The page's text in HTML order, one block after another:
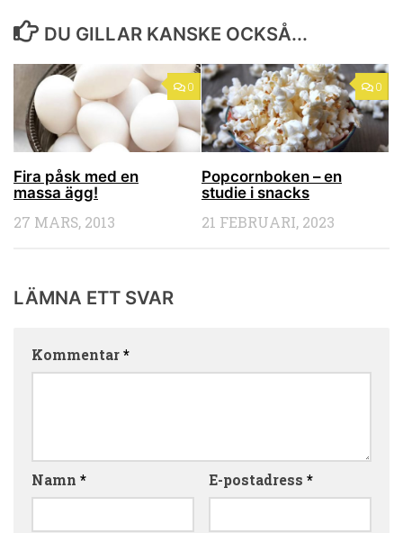
DU GILLAR KANSKE OCKSÅ...
0
Fira påsk med en
massa ägg!
27 MARS, 2013
0
Popcornboken – en
studie i snacks
21 FEBRUARI, 2023
LÄMNA ETT SVAR
Kommentar*
Namn * E-postadress *